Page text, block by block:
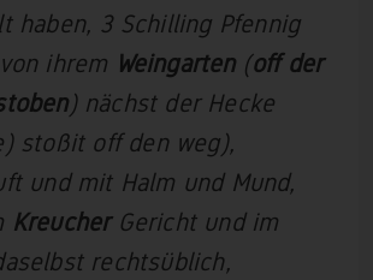
haben, 3 Schilling Pfennig
ihrem Weingarten(off der
) nächst der Hecke
stoßit off den weg),
und mit Halm und Mund,
KreucherGericht und im
rechtsüblich,